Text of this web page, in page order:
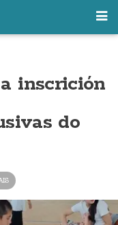
inscrición
do